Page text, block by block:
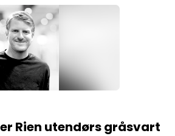
Rien utendørs gråsvart